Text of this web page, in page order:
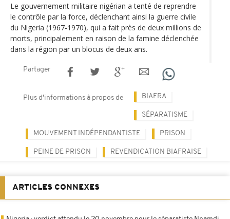
Le gouvernement militaire nigérian a tenté de reprendre
le contrôle par la force, déclenchant ainsi la guerre civile
du Nigeria (1967-1970), qui a fait près de deux millions de
morts, principalement en raison de la famine déclenchée
dans la région par un blocus de deux ans.
Partager
Plus d'informations à propos de BIAFRA
SÉPARATISME
MOUVEMENT INDÉPENDANTISTE PRISON
PEINE DE PRISON REVENDICATION BIAFRAISE
ARTICLES CONNEXES